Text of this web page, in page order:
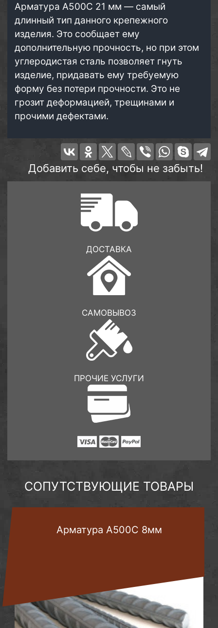
Арматура А500С 21 мм — самый
длинный тип данного крепежного
изделия. Это сообщает ему
дополнительную прочность, но при этом
углеродистая сталь позволяет гнуть
изделие, придавать ему требуемую
форму без потери прочности. Это не
грозит деформацией, трещинами и
прочими дефектами.
Добавить себе, чтобы не забыть!
ДОСТАВКА
САМОВЫВОЗ
ПРОЧИЕ УСЛУГИ
СОПУТСТВУЮЩИЕ ТОВАРЫ
Арматура А500С 8мм